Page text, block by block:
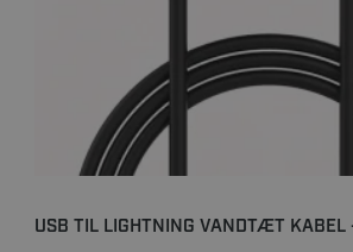
USB TIL LIGHTNING VANDTÆT